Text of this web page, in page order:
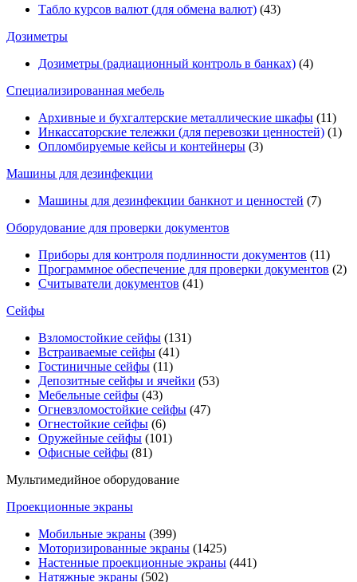
Табло курсов валют (для обмена валют) (43)
Дозиметры
Дозиметры (радиационный контроль в банках) (4)
Специализированная мебель
Архивные и бухгалтерские металлические шкафы (11)
Инкассаторские тележки (для перевозки ценностей) (1)
Опломбируемые кейсы и контейнеры (3)
Машины для дезинфекции
Машины для дезинфекции банкнот и ценностей (7)
Оборудование для проверки документов
Приборы для контроля подлинности документов (11)
Программное обеспечение для проверки документов (2)
Считыватели документов (41)
Сейфы
Взломостойкие сейфы (131)
Встраиваемые сейфы (41)
Гостиничные сейфы (11)
Депозитные сейфы и ячейки (53)
Мебельные сейфы (43)
Огневзломостойкие сейфы (47)
Огнестойкие сейфы (6)
Оружейные сейфы (101)
Офисные сейфы (81)
Мультимедийное оборудование
Проекционные экраны
Мобильные экраны (399)
Моторизированные экраны (1425)
Настенные проекционные экраны (441)
Натяжные экраны (502)